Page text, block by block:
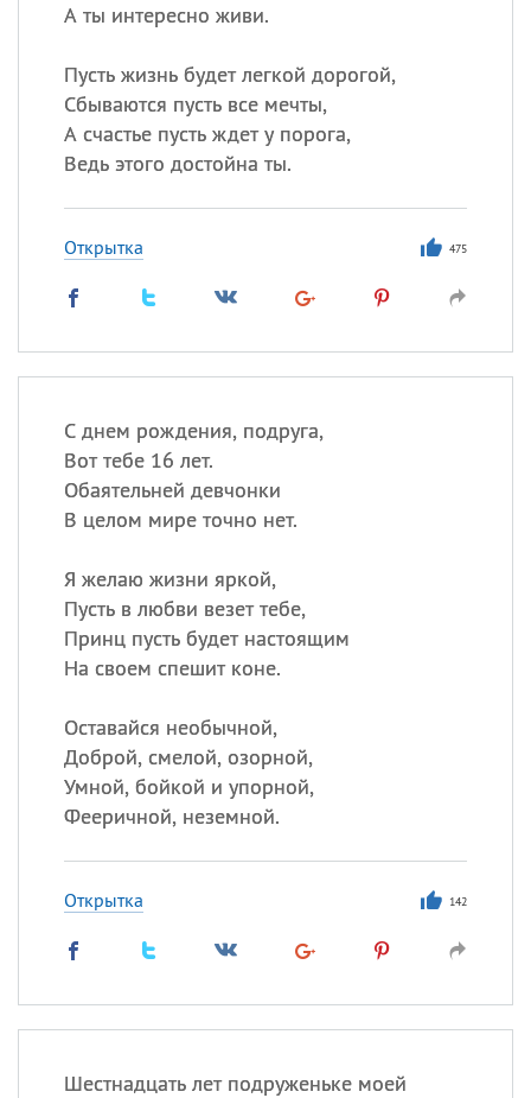
А ты интересно живи.
Пусть жизнь будет легкой дорогой,
Сбываются пусть все мечты,
А счастье пусть ждет у порога,
Ведь этого достойна ты.
Открытка 475
С днем рождения, подруга,
Вот тебе 16 лет.
Обаятельней девчонки
В целом мире точно нет.
Я желаю жизни яркой,
Пусть в любви везет тебе,
Принц пусть будет настоящим
На своем спешит коне.
Оставайся необычной,
Доброй, смелой, озорной,
Умной, бойкой и упорной,
Фееричной, неземной.
Открытка 142
Шестнадцать лет подруженьке моей